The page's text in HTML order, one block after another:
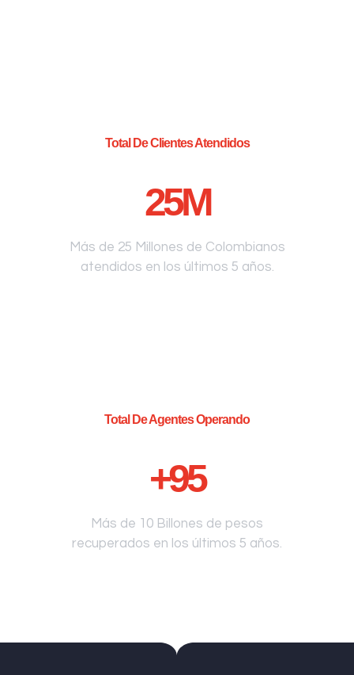
Total De Clientes Atendidos
25M
Más de 25 Millones de Colombianos
atendidos en los últimos 5 años.
Total De Agentes Operando
+95
Más de 10 Billones de pesos
recuperados en los últimos 5 años.